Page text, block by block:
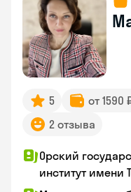
5 от 1590
2 отзыва
Орский
институт имени